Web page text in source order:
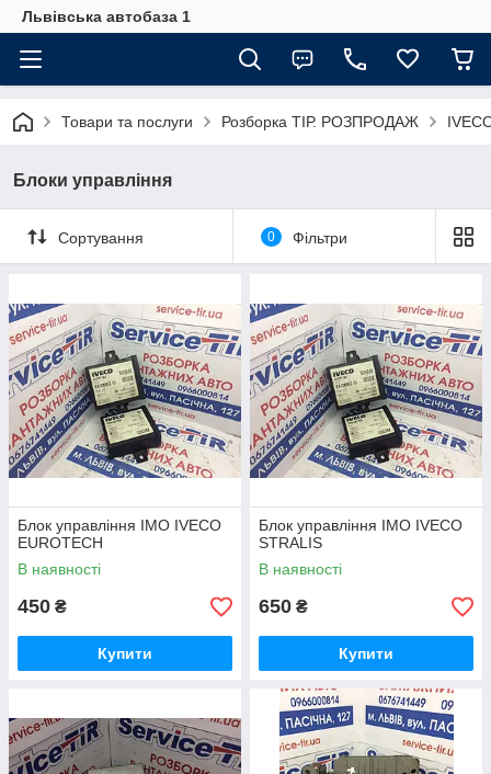
Львівська автобаза 1
Товари та послуги Розборка ТІР. РОЗПРОДАЖ
Блоки управління
Сортування 0 Фільтри
Блок управління IMO IVECO
EUROTECH
В наявності
450 ₴
Купити
Блок управління IMO IVECO
STRALIS
В наявності
650 ₴
Купити